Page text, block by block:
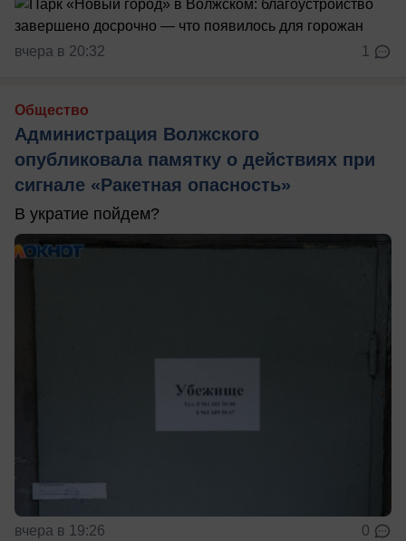
вчера в 20:32 1
Общество
Администрация Волжского
опубликовала памятку о действиях при
сигнале «Ракетная опасность»
В укратие пойдем?
вчера в 19:26 0